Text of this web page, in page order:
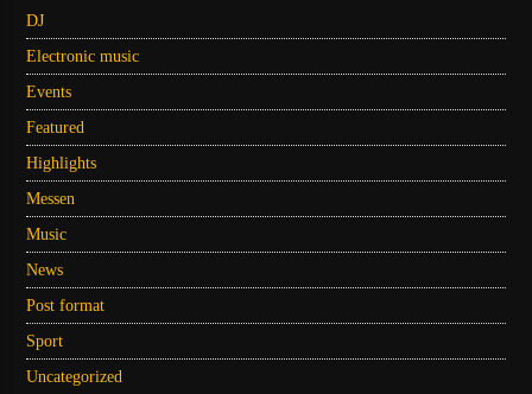
DJ
Electronic music
Events
Featured
Highlights
Messen
Music
News
Post format
Sport
Uncategorized